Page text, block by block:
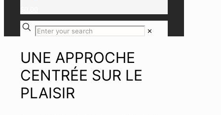
✕
UNE APPROCHE
CENTRÉE SUR LE
PLAISIR